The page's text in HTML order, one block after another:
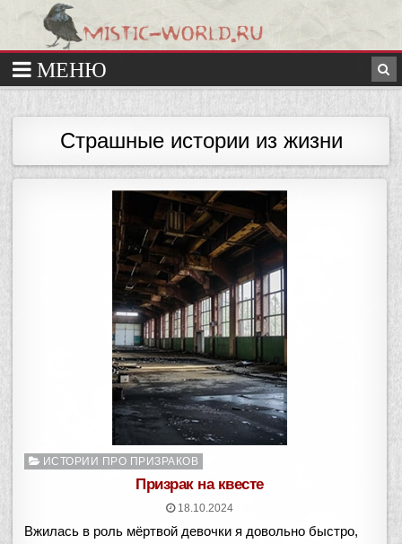
Страшные истории из жизни
Опубликовано
ИСТОРИИ ПРО ПРИЗРАКОВ
Призрак на квесте
18.10.2024
Вжилась в роль мёртвой девочки я довольно быстро,